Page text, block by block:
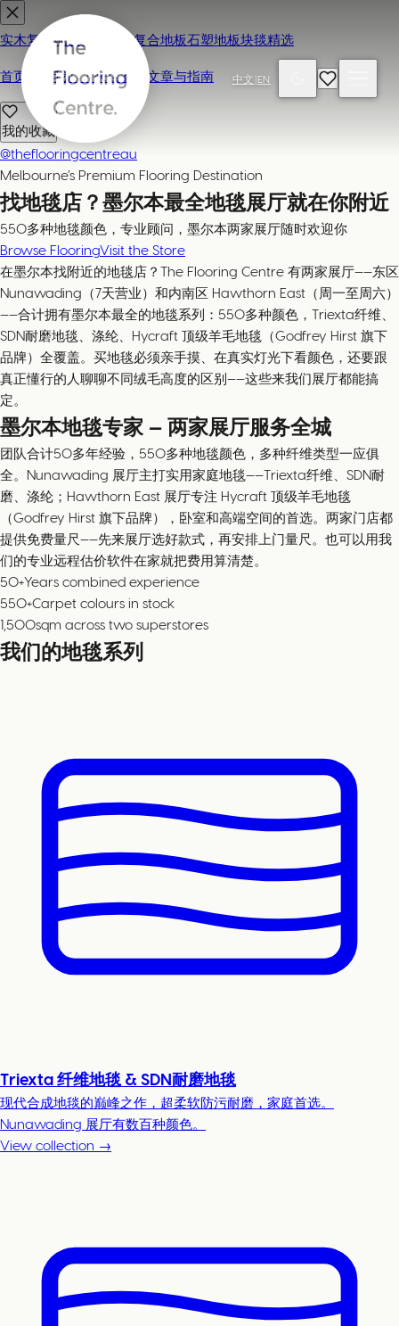
中文 |EN
实木复合地板 强化复合地板石塑地板块毯精选
首页 联系我们 / 来店参观 文章与指南
我的收藏
@theflooringcentreau
Melbourne’s Premium Flooring Destination
找地毯店？墨尔本最全地毯展厅就在你附近
550多种地毯颜色，专业顾问，墨尔本两家展厅随时欢迎你
Browse FlooringVisit the Store
在墨尔本找附近的地毯店？The Flooring Centre 有两家展厅——东区
Nunawading（7天营业）和内南区 Hawthorn East（周一至周六）
——合计拥有墨尔本最全的地毯系列：550多种颜色，Triexta纤维、
SDN耐磨地毯、涤纶、Hycraft 顶级羊毛地毯（Godfrey Hirst 旗下
品牌）全覆盖。买地毯必须亲手摸、在真实灯光下看颜色，还要跟
真正懂行的人聊聊不同绒毛高度的区别——这些来我们展厅都能搞
定。
墨尔本地毯专家 — 两家展厅服务全城
团队合计50多年经验，550多种地毯颜色，多种纤维类型一应俱
全。Nunawading 展厅主打实用家庭地毯——Triexta纤维、SDN耐
磨、涤纶；Hawthorn East 展厅专注 Hycraft 顶级羊毛地毯
（Godfrey Hirst 旗下品牌），卧室和高端空间的首选。两家门店都
提供免费量尺——先来展厅选好款式，再安排上门量尺。也可以用我
们的专业远程估价软件在家就把费用算清楚。
50+Years combined experience
550+Carpet colours in stock
1,500sqm across two superstores
我们的地毯系列
Triexta 纤维地毯 & SDN耐磨地毯
现代合成地毯的巅峰之作，超柔软防污耐磨，家庭首选。
Nunawading 展厅有数百种颜色。
View collection →